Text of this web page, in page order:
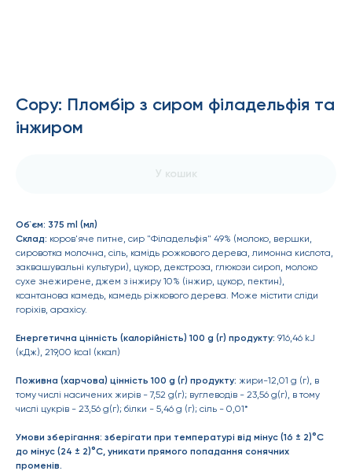
Copy: Пломбір з сиром філадельфія та
інжиром
У кошик
Об`єм: 375 ml (мл)
Склад: коров'яче питне, сир "Філадельфія" 49% (молоко, вершки,
сировотка молочна, сіль, камідь рожкового дерева, лимонна кислота,
заквашувальні культури), цукор, декстроза, глюкози сироп, молоко
сухе знежирене, джем з інжиру 10% (інжир, цукор, пектин),
ксантанова камедь, камедь ріжкового дерева. Може містити сліди
горіхів, арахісу.
Енергетична цінність (калорійність) 100 g (г) продукту: 916,46 kJ
(кДж), 219,00 kcal (ккал)
Поживна (харчова) цінність 100 g (г) продукту: жири-12,01 g (г), в
тому числі насичених жирів - 7,52 g(г); вуглеводів - 23,56 g(г), в тому
числі цукрів - 23,56 g(г); білки - 5,46 g (г); сіль - 0,01*
Умови зберігання: зберігати при температурі від мінус (16 ± 2)°С
до мінус (24 ± 2)°С, уникати прямого попадання сонячних
променів.